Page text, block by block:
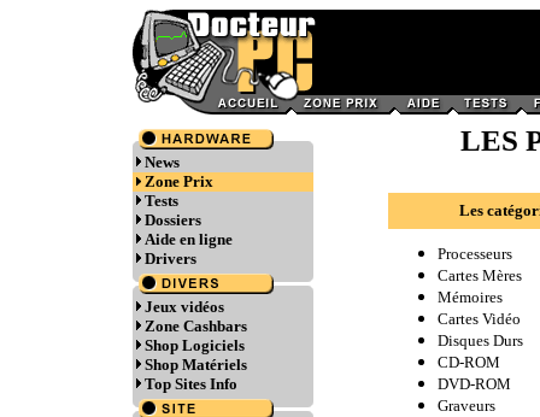
News
Zone Prix
Tests
Dossiers
Aide en ligne
Drivers
Jeux vidéos
Zone Cashbars
Shop Logiciels
Shop Matériels
Top Sites Info
LES
Les
Processeurs
Cartes Mères
Mémoires
Cartes Vidéo
Disques Durs
CD-ROM
DVD-ROM
Graveurs